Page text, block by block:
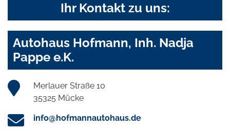
Ihr Kontakt zu uns:
Autohaus Hofmann, Inh. Nadja
Pappe e.K.
Merlauer Straße 10
35325 Mücke
info@hofmannautohaus.de